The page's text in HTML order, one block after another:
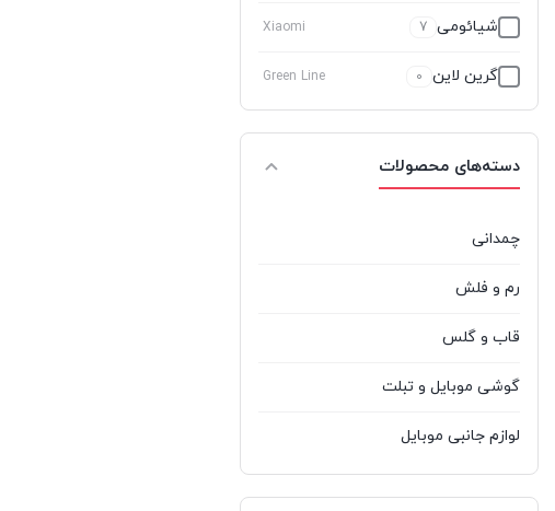
شیائومی 7
Xiaomi
گرین لاین 0
Green Line
نوکیا %d9%86%d9%88%da%a9%db%8c%d8%a7
دسته‌های محصولات
چمدانی
رم و فلش
قاب و گلس
گوشی موبایل و تبلت
لوازم جانبی موبایل